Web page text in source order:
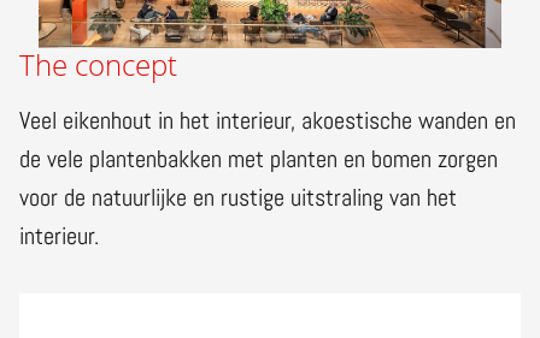
The concept
Veel eikenhout in het interieur, akoestische wanden en
de vele plantenbakken met planten en bomen zorgen
voor de natuurlijke en rustige uitstraling van het
interieur.